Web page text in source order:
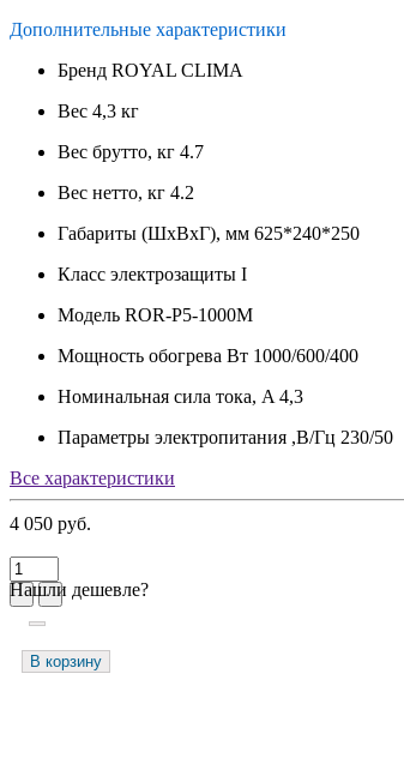
Дополнительные характеристики
Бренд ROYAL CLIMA
Вес 4,3 кг
Вес брутто, кг 4.7
Вес нетто, кг 4.2
Габариты (ШхВхГ), мм 625*240*250
Класс электрозащиты I
Модель ROR-P5-1000M
Мощность обогрева Вт 1000/600/400
Номинальная сила тока, A 4,3
Параметры электропитания ,В/Гц 230/50
Все характеристики
4 050 руб.
Нашли дешевле?
В корзину